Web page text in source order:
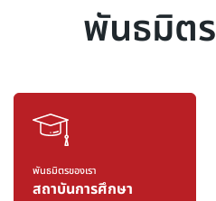
พันธมิตร
พันธมิตรของเรา
สถาบันการศึกษา